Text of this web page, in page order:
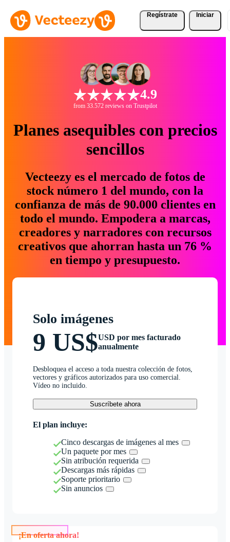
Regístrate Iniciar
4.9
from 33.572 reviews on Trustpilot
Planes asequibles con precios
sencillos
Vecteezy es el mercado de fotos de
stock número 1 del mundo, con la
confianza de más de 90.000 clientes en
todo el mundo. Empodera a marcas,
creadores y narradores con recursos
creativos que ahorran hasta un 76 %
en tiempo y presupuesto.
Solo imágenes
9 US$USD por mes facturado
anualmente
Desbloquea el acceso a toda nuestra colección de fotos,
vectores y gráficos autorizados para uso comercial.
Vídeo no incluido.
Suscríbete ahora
El plan incluye:
Cinco descargas de imágenes al mes
Un paquete por mes
Sin atribución requerida
Descargas más rápidas
Soporte prioritario
Sin anuncios